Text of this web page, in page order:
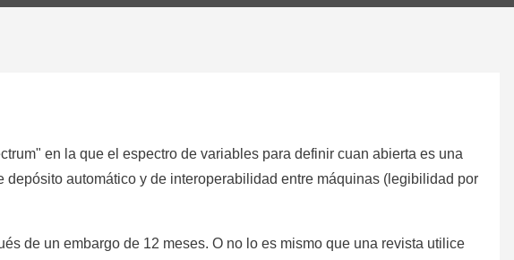
en la que el espectro de variables para definir cuan abierta es una
automático y de interoperabilidad entre máquinas (legibilidad por
de un embargo de 12 meses. O no lo es mismo que una revista utilice